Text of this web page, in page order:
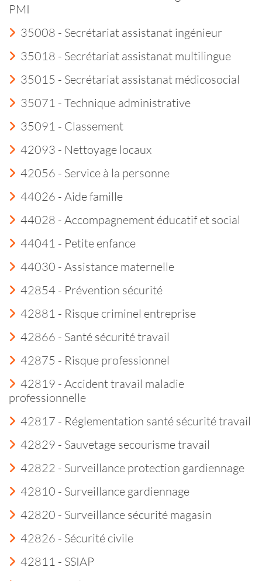
PMI
35008 - Secrétariat assistanat ingénieur
35018 - Secrétariat assistanat multilingue
35015 - Secrétariat assistanat médicosocial
35071 - Technique administrative
35091 - Classement
42093 - Nettoyage locaux
42056 - Service à la personne
44026 - Aide famille
44028 - Accompagnement éducatif et social
44041 - Petite enfance
44030 - Assistance maternelle
42854 - Prévention sécurité
42881 - Risque criminel entreprise
42866 - Santé sécurité travail
42875 - Risque professionnel
42819 - Accident travail maladie
professionnelle
42817 - Réglementation santé sécurité travail
42829 - Sauvetage secourisme travail
42822 - Surveillance protection gardiennage
42810 - Surveillance gardiennage
42820 - Surveillance sécurité magasin
42826 - Sécurité civile
42811 - SSIAP